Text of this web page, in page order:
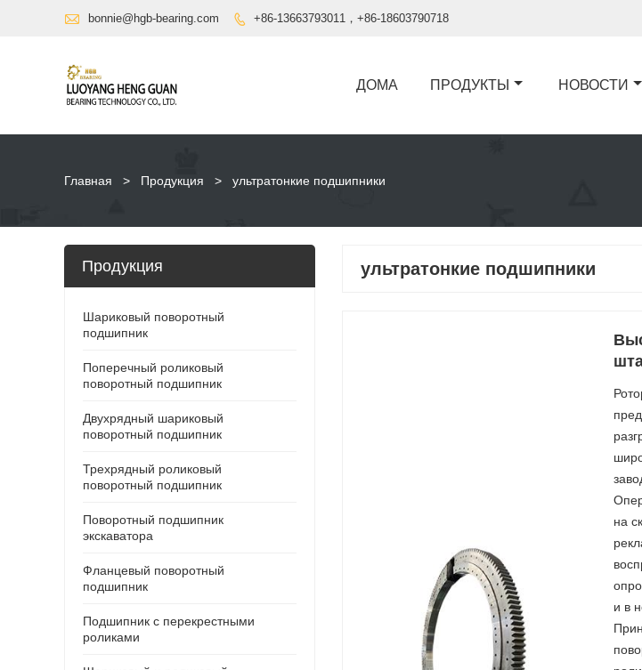
 bonnie@hgb-bearing.com  +86-13663793011，+86-18603790718
ДОМА ПРОДУКТЫ НОВОСТИ
Главная > Продукция > ультратонкие подшипники
ультратонкие подшипники
на
и в
Продукция
Шариковый поворотный
подшипник
Поперечный роликовый
поворотный подшипник
Двухрядный шариковый
поворотный подшипник
Трехрядный роликовый
поворотный подшипник
Поворотный подшипник
экскаватора
Фланцевый поворотный
подшипник
Подшипник с перекрестными
роликами